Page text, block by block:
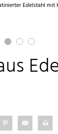
Edelstahl mit